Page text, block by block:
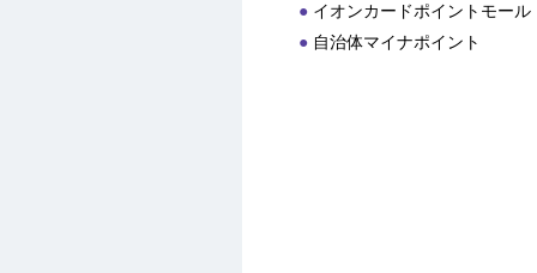
イオンカードポイントモール
自治体マイナポイント